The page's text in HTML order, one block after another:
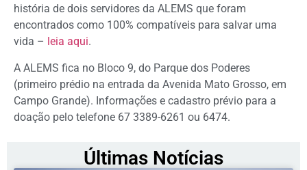
história de dois servidores da ALEMS que foram
encontrados como 100% compatíveis para salvar uma
vida – leia aqui.
A ALEMS fica no Bloco 9, do Parque dos Poderes
(primeiro prédio na entrada da Avenida Mato Grosso, em
Campo Grande). Informações e cadastro prévio para a
doação pelo telefone 67 3389-6261 ou 6474.
Últimas Notícias